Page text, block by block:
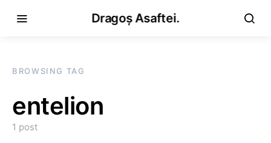
Dragoș Asaftei.
BROWSING TAG
entelion
1 post